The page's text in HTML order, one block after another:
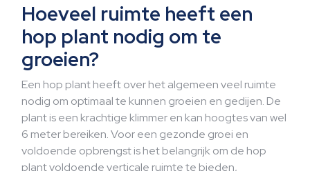
Hoeveel ruimte heeft een
hop plant nodig om te
groeien?
Een hop plant heeft over het algemeen veel ruimte
nodig om optimaal te kunnen groeien en gedijen. De
plant is een krachtige klimmer en kan hoogtes van wel
6 meter bereiken. Voor een gezonde groei en
voldoende opbrengst is het belangrijk om de hop
plant voldoende verticale ruimte te bieden,